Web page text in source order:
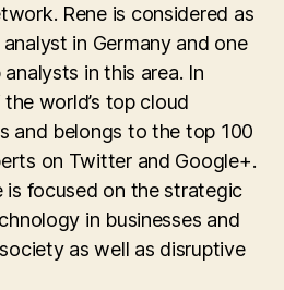
Rene is considered as
in Germany and one
in this area. In
world’s top cloud
and belongs to the top 100
on Twitter and Google+.
is focused on the strategic
in businesses and
as well as disruptive